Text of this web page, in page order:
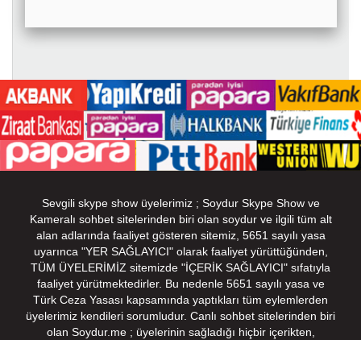
Sevgili skype show üyelerimiz ; Soydur Skype Show ve
Kameralı sohbet sitelerinden biri olan soydur ve ilgili tüm alt
alan adlarında faaliyet gösteren sitemiz, 5651 sayılı yasa
uyarınca "YER SAĞLAYICI" olarak faaliyet yürüttüğünden,
TÜM ÜYELERİMİZ sitemizde "İÇERİK SAĞLAYICI" sıfatıyla
faaliyet yürütmektedirler. Bu nedenle 5651 sayılı yasa ve
Türk Ceza Yasası kapsamında yaptıkları tüm eylemlerden
üyelerimiz kendileri sorumludur. Canlı sohbet sitelerinden biri
olan Soydur.me ; üyelerinin sağladığı hiçbir içerikten,